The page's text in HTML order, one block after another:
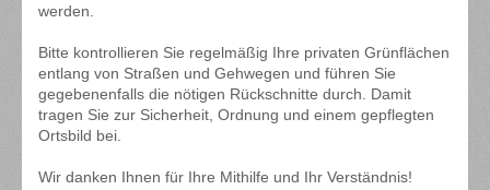
werden.
Bitte kontrollieren Sie regelmäßig Ihre privaten Grünflächen
entlang von Straßen und Gehwegen und führen Sie
gegebenenfalls die nötigen Rückschnitte durch. Damit
tragen Sie zur Sicherheit, Ordnung und einem gepflegten
Ortsbild bei.
Wir danken Ihnen für Ihre Mithilfe und Ihr Verständnis!